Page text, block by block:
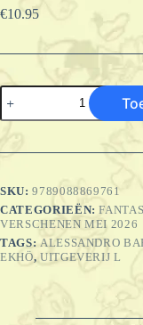
€10.95
Ekhö
De
Spiegelwereld
13:
Wraak
(SC)
aantal
SKU:9789088869761
CATEGORIEËN:
VERSCHENEN MEI 2026
TAGS: ALESSANDRO
EKHÖ, UITGEVERIJ L